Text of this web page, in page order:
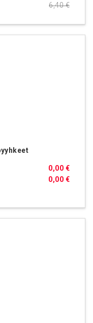
6,40 €
0,00 €
0,00 €